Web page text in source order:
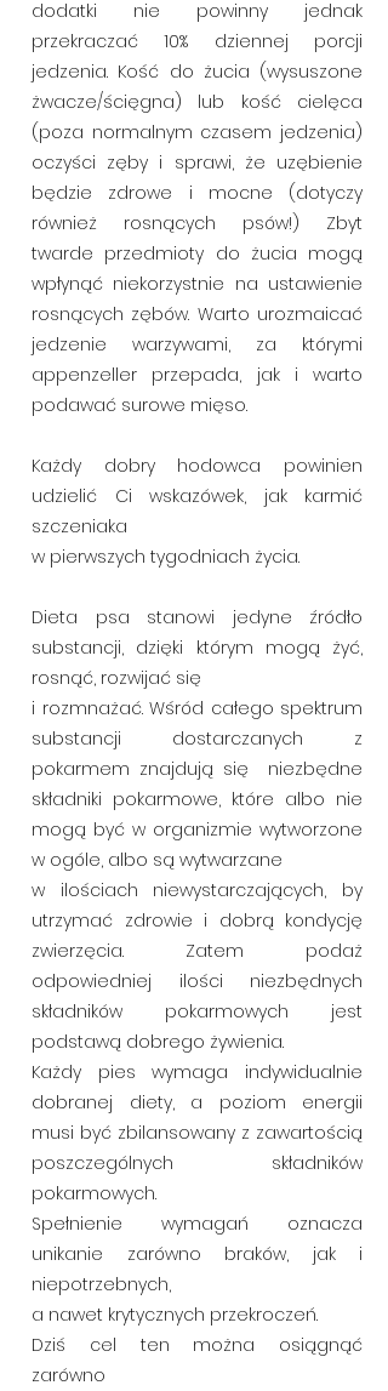
dodatki nie powinny jednak
przekraczać 10% dziennej porcji
jedzenia. Kość do żucia (wysuszone
żwacze/ścięgna) lub kość cielęca
(poza normalnym czasem jedzenia)
oczyści zęby i sprawi, że uzębienie
będzie zdrowe i mocne (dotyczy
również rosnących psów!) Zbyt
twarde przedmioty do żucia mogą
wpłynąć niekorzystnie na ustawienie
rosnących zębów. Warto urozmaicać
jedzenie warzywami, za którymi
appenzeller przepada, jak i warto
podawać surowe mięso.
Każdy dobry hodowca powinien
udzielić Ci wskazówek, jak karmić
szczeniaka
w pierwszych tygodniach życia.
Dieta psa stanowi jedyne źródło
substancji, dzięki którym mogą żyć,
rosnąć, rozwijać się
i rozmnażać. Wśród całego spektrum
substancji dostarczanych z
pokarmem znajdują się niezbędne
składniki pokarmowe, które albo nie
mogą być w organizmie wytworzone
w ogóle, albo są wytwarzane
w ilościach niewystarczających, by
utrzymać zdrowie i dobrą kondycję
zwierzęcia. Zatem podaż
odpowiedniej ilości niezbędnych
składników pokarmowych jest
podstawą dobrego żywienia.
Każdy pies wymaga indywidualnie
dobranej diety, a poziom energii
musi być zbilansowany z zawartością
poszczególnych składników
pokarmowych.
Spełnienie wymagań oznacza
unikanie zarówno braków, jak i
niepotrzebnych,
a nawet krytycznych przekroczeń.
Dziś cel ten można osiągnąć
zarówno